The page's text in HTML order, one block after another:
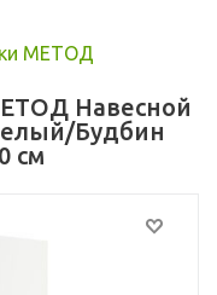
МЕТОД
Навесной
Будбин
см